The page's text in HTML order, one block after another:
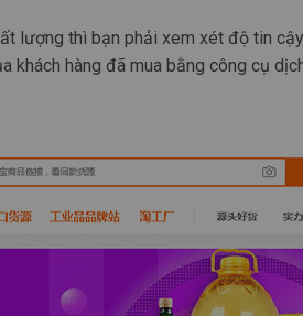
lượng thì bạn phải xem xét độ tin
khách hàng đã mua bằng công cụ